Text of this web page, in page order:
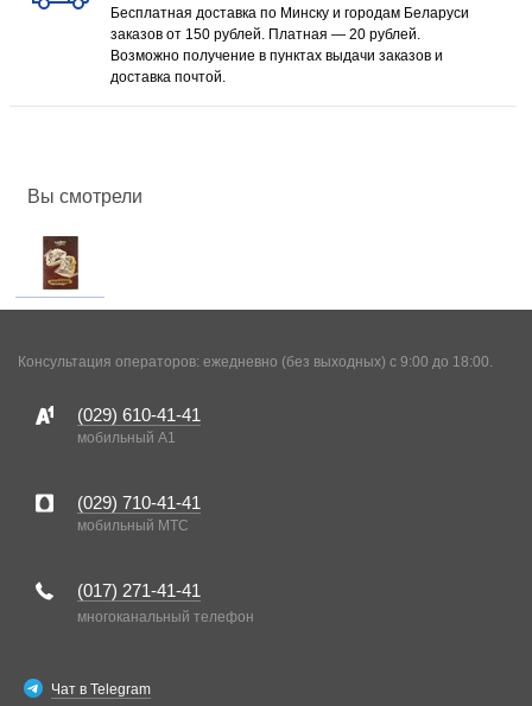
Бесплатная доставка по Минску и городам Беларуси
заказов от 150 рублей. Платная — 20 рублей.
Возможно получение в пунктах выдачи заказов и
доставка почтой.
Вы смотрели
Консультация операторов: ежедневно (без выходных) с 9:00 до 18:00.
(029) 610-41-41
мобильный A1
(029) 710-41-41
мобильный MTC
(017) 271-41-41
многоканальный телефон
Чат в Telegram